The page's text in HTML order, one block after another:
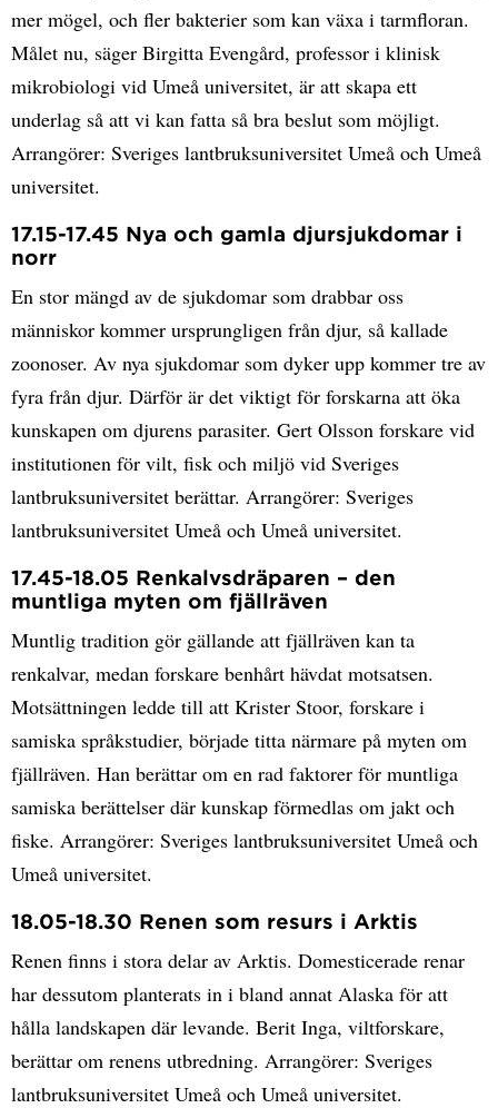
mer mögel, och fler bakterier som kan växa i tarmfloran.
Målet nu, säger Birgitta Evengård, professor i klinisk
mikrobiologi vid Umeå universitet, är att skapa ett
underlag så att vi kan fatta så bra beslut som möjligt.
Arrangörer: Sveriges lantbruksuniversitet Umeå och Umeå
universitet.
17.15-17.45 Nya och gamla djursjukdomar i
norr
En stor mängd av de sjukdomar som drabbar oss
människor kommer ursprungligen från djur, så kallade
zoonoser. Av nya sjukdomar som dyker upp kommer tre av
fyra från djur. Därför är det viktigt för forskarna att öka
kunskapen om djurens parasiter. Gert Olsson forskare vid
institutionen för vilt, fisk och miljö vid Sveriges
lantbruksuniversitet berättar. Arrangörer: Sveriges
lantbruksuniversitet Umeå och Umeå universitet.
17.45-18.05 Renkalvsdräparen – den
muntliga myten om fjällräven
Muntlig tradition gör gällande att fjällräven kan ta
renkalvar, medan forskare benhårt hävdat motsatsen.
Motsättningen ledde till att Krister Stoor, forskare i
samiska språkstudier, började titta närmare på myten om
fjällräven. Han berättar om en rad faktorer för muntliga
samiska berättelser där kunskap förmedlas om jakt och
fiske. Arrangörer: Sveriges lantbruksuniversitet Umeå och
Umeå universitet.
18.05-18.30 Renen som resurs i Arktis
Renen finns i stora delar av Arktis. Domesticerade renar
har dessutom planterats in i bland annat Alaska för att
hålla landskapen där levande. Berit Inga, viltforskare,
berättar om renens utbredning. Arrangörer: Sveriges
lantbruksuniversitet Umeå och Umeå universitet.